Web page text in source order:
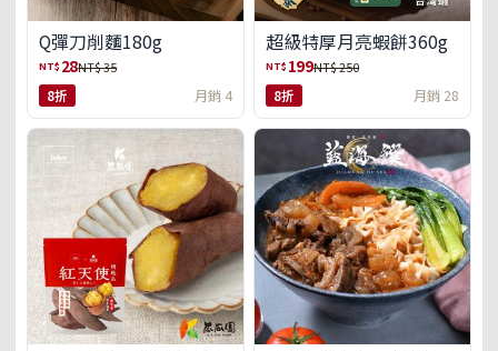
Q彈刀削麵180g
NT$ 28NT$ 35
8折 月銷 4
超級特厚月亮蝦餅360g
NT$ 199NT$ 250
8折 月銷 28